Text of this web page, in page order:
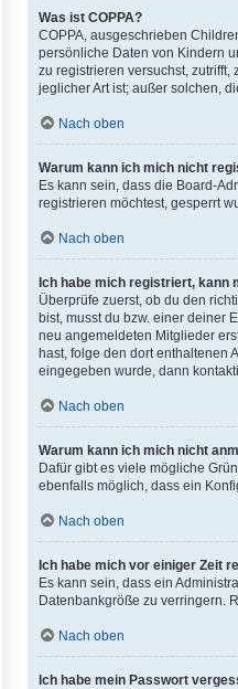
Was ist COPPA?
COPPA, ausgeschrieben
persönliche Daten von Kindern
zu registrieren versuchst,
jeglicher Art ist; außer solchen,
Nach oben
Warum kann ich mich nicht
Es kann sein, dass die Board-
registrieren möchtest, gesperrt
Nach oben
Ich habe mich registriert, kann
Überprüfe zuerst, ob du den
bist, musst du bzw. einer deiner
neu angemeldeten Mitglieder
hast, folge den dort enthaltenen
eingegeben wurde, dann
Nach oben
Warum kann ich mich nicht
Dafür gibt es viele mögliche
ebenfalls möglich, dass ein
Nach oben
Ich habe mich vor einiger Zeit
Es kann sein, dass ein
Datenbankgröße zu verringern.
Nach oben
Ich habe mein Passwort